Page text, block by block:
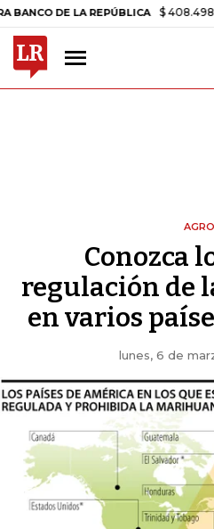
LA REPÚBLICA $ 408.498,97 +$
AGRO
Conozca
regulación de
en varios
lunes, 6 de